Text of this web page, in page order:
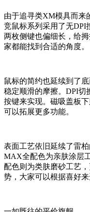
由于追寻类XM模具而来
竞鼠标系列采用了无DPI
两枚侧键也偏细长，给
家都能找到合适的角度。
鼠标的简约也延续到了
稳定顺滑的摩擦。DPI切
按键来实现。磁吸盖板
可以拓展更多功能。
表面工艺依旧延续了雷
MAX全配色为亲肤涂层
配色则为类肤磨砂工艺
势，大家可以根据喜好来